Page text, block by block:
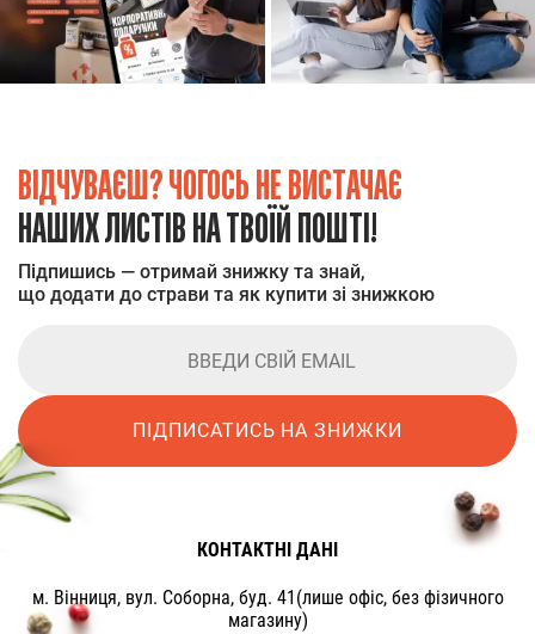
ВІДЧУВАЄШ? ЧОГОСЬ НЕ ВИСТАЧАЄ
НАШИХ ЛИСТІВ НА ТВОЇЙ ПОШТІ!
Підпишись — отримай знижку та знай,
що додати до страви та як купити зі знижкою
ПІДПИСАТИСЬ НА ЗНИЖКИ
КОНТАКТНІ ДАНІ
м. Вінниця, вул. Соборна, буд. 41(лише офіс, без фізичного
магазину)